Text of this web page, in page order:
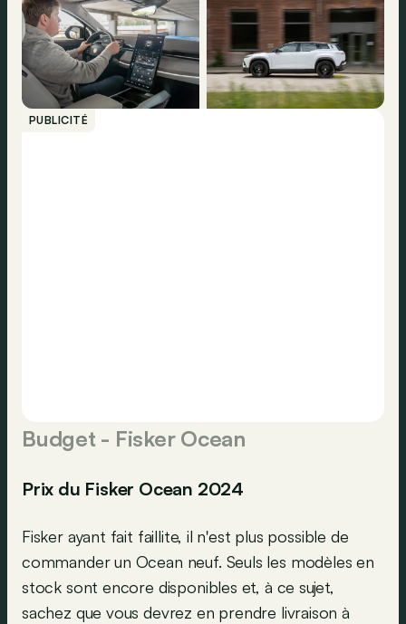
PUBLICITÉ
Budget - Fisker Ocean
Prix du Fisker Ocean 2024
Fisker ayant fait faillite, il n'est plus possible de
commander un Ocean neuf. Seuls les modèles en
stock sont encore disponibles et, à ce sujet,
sachez que vous devrez en prendre livraison à